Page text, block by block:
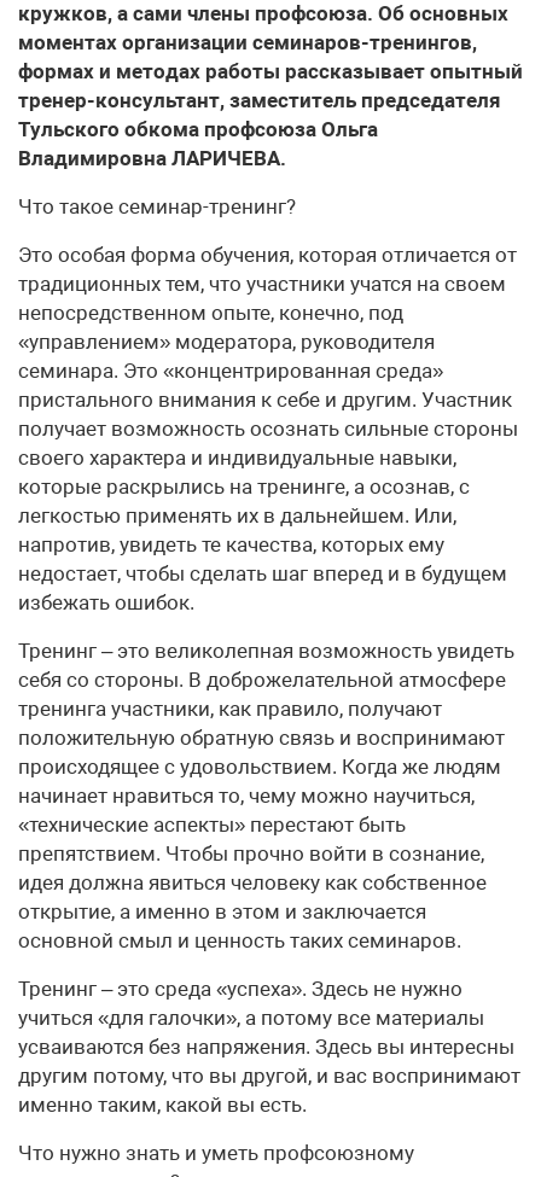
кружков, а сами члены профсоюза. Об основных
моментах организации семинаров-тренингов,
формах и методах работы рассказывает опытный
тренер-консультант, заместитель председателя
Тульского обкома профсоюза Ольга
Владимировна ЛАРИЧЕВА.
Что такое семинар-тренинг?
Это особая форма обучения, которая отличается от
традиционных тем, что участники учатся на своем
непосредственном опыте, конечно, под
«управлением» модератора, руководителя
семинара. Это «концентрированная среда»
пристального внимания к себе и другим. Участник
получает возможность осознать сильные стороны
своего характера и индивидуальные навыки,
которые раскрылись на тренинге, а осознав, с
легкостью применять их в дальнейшем. Или,
напротив, увидеть те качества, которых ему
недостает, чтобы сделать шаг вперед и в будущем
избежать ошибок.
Тренинг – это великолепная возможность увидеть
себя со стороны. В доброжелательной атмосфере
тренинга участники, как правило, получают
положительную обратную связь и воспринимают
происходящее с удовольствием. Когда же людям
начинает нравиться то, чему можно научиться,
«технические аспекты» перестают быть
препятствием. Чтобы прочно войти в сознание,
идея должна явиться человеку как собственное
открытие, а именно в этом и заключается
основной смыл и ценность таких семинаров.
Тренинг – это среда «успеха». Здесь не нужно
учиться «для галочки», а потому все материалы
усваиваются без напряжения. Здесь вы интересны
другим потому, что вы другой, и вас воспринимают
именно таким, какой вы есть.
Что нужно знать и уметь профсоюзному